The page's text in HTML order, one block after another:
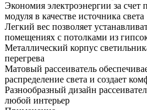
Экономия электроэнергии за счет
модуля в качестве источника света
Легкий вес позволяет
помещениях с потолками из
Металлический корпус
перегрева
Матовый рассеиватель
распределение света и создает
Разнообразный дизайн
любой интерьер